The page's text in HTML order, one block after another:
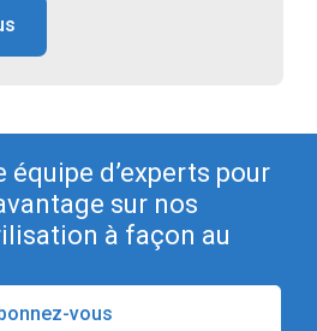
d’experts pour
sur nos
à façon au
vous